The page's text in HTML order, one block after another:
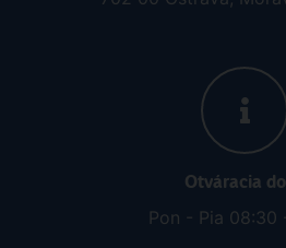
Otváracia
Pon - Pia 08:30